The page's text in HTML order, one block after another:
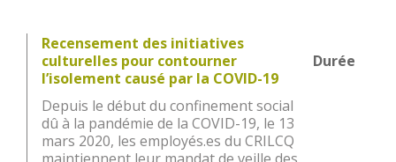
Recensement des initiatives
culturelles pour contourner
l’isolement causé par la COVID-19
Durée
Depuis le début du confinement social
dû à la pandémie de la COVID-19, le 13
mars 2020, les employés.es du CRILCQ